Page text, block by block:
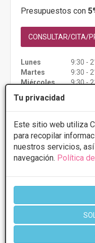
Tu privacidad
Este sitio web utiliza
para recopilar
nuestros servicios,
navegación. Política
Presupuestos con
CONSULTAR/CITA/
Lunes
9:30 -
Martes
9:30 -
Miércoles
9:30 -
Viernes
Sábado
11:00
Más información
* Información orientativa,
tratamiento y centro